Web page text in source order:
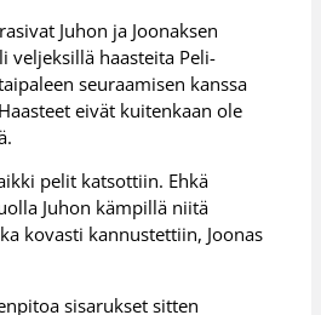
Juhon ja Joonaksen
veljeksillä haasteita Peli-
seuraamisen kanssa
eivät kuitenkaan ole
pelit katsottiin. Ehkä
Juhon kämpillä niitä
kovasti kannustettiin, Joonas
sisarukset sitten